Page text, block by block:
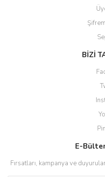
BİZİ
E-
Fırsatları, kampanya ve